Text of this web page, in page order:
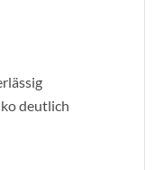
deutlich